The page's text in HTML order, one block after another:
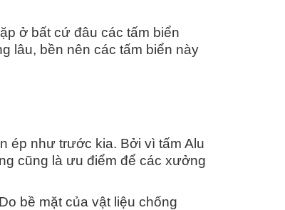
ở bất cứ đâu các tấm biển
lâu, bền nên các tấm biển này
ép như trước kia. Bởi vì tấm Alu
cũng là ưu điểm để các xưởng
bề mặt của vật liệu chống